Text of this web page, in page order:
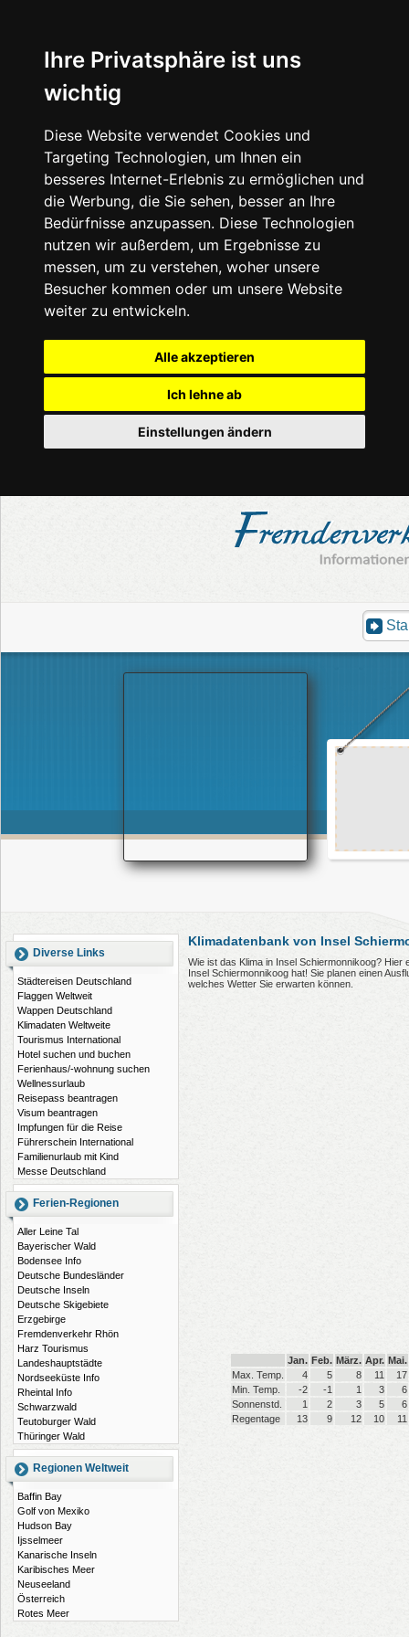
Ihre Privatsphäre ist uns
wichtig
Diese Website verwendet Cookies und
Targeting Technologien, um Ihnen ein
besseres Internet-Erlebnis zu ermöglichen und
die Werbung, die Sie sehen, besser an Ihre
Bedürfnisse anzupassen. Diese Technologien
nutzen wir außerdem, um Ergebnisse zu
messen, um zu verstehen, woher unsere
Besucher kommen oder um unsere Website
weiter zu entwickeln.
Alle akzeptieren
Ich lehne ab
Einstellungen ändern
Diverse Links
Städtereisen Deutschland
Flaggen Weltweit
Wappen Deutschland
Klimadaten Weltweite
Tourismus International
Hotel suchen und buchen
Ferienhaus/-wohnung suchen
Wellnessurlaub
Reisepass beantragen
Visum beantragen
Impfungen für die Reise
Führerschein International
Familienurlaub mit Kind
Messe Deutschland
Ferien-Regionen
Aller Leine Tal
Bayerischer Wald
Bodensee Info
Deutsche Bundesländer
Deutsche Inseln
Deutsche Skigebiete
Erzgebirge
Fremdenverkehr Rhön
Harz Tourismus
Landeshauptstädte
Nordseeküste Info
Rheintal Info
Schwarzwald
Teutoburger Wald
Thüringer Wald
Regionen Weltweit
Baffin Bay
Golf von Mexiko
Hudson Bay
Ijsselmeer
Kanarische Inseln
Karibisches Meer
Neuseeland
Österreich
Rotes Meer
Klimadatenbank von Insel
Wie ist das Klima in Insel Schiermonnikoog?
Insel Schiermonnikoog hat! Sie planen einen
welches Wetter Sie erwarten können.
Jan. Feb. März. Apr. Mai.
Max. Temp.
4 5 8 11
17
Min. Temp.
-2 -1 1 3
6
Sonnenstd.
1 2 3 5
6
Regentage
13 9 12 10 11